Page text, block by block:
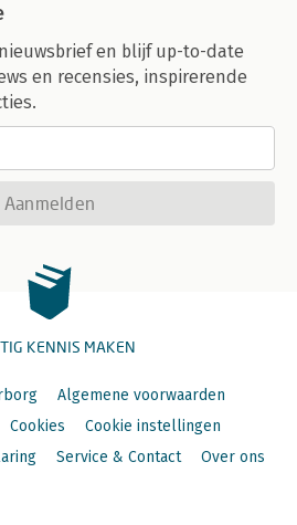
en blijf up-to-date
en recensies, inspirerende
Aanmelden
KENNIS MAKEN
Algemene voorwaarden
Cookies
Cookie instellingen
Service & Contact Over ons